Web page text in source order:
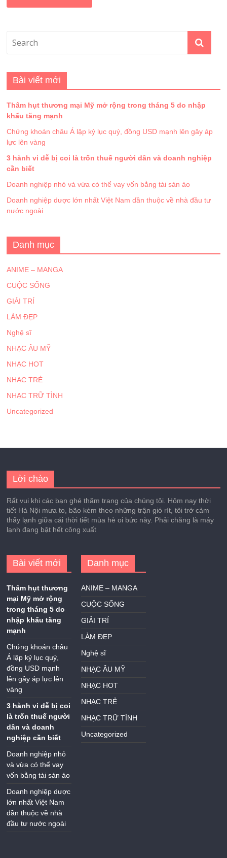
Bài viết mới
Thâm hụt thương mại Mỹ mở rộng trong tháng 5 do nhập
khẩu tăng mạnh
Chứng khoán châu Á lập kỷ lục quý, đồng USD mạnh lên gây áp
lực lên vàng
3 hành vi dễ bị coi là trốn thuế người dân và doanh nghiệp
cần biết
Doanh nghiệp nhỏ và vừa có thể vay vốn bằng tài sản ảo
Doanh nghiệp dược lớn nhất Việt Nam dần thuộc về nhà đầu tư
nước ngoài
Danh mục
ANIME – MANGA
CUỘC SỐNG
GIẢI TRÍ
LÀM ĐẸP
Nghệ sĩ
NHẠC ÂU MỸ
NHẠC HOT
NHẠC TRẺ
NHẠC TRỮ TÌNH
Uncategorized
Lời chào
Rất vui khi các bạn ghé thăm trang của chúng tôi. Hôm nay thời
tiết Hà Nội mưa to, bão kèm theo những trận gió rít, tôi trở cảm
thấy lạnh giữa cái thời tiết mùa hè oi bức này. Phải chăng là máy
lạnh đang bật hết công xuất
Bài viết mới
Thâm hụt thương
mại Mỹ mở rộng
trong tháng 5 do
nhập khẩu tăng
mạnh
Chứng khoán châu
Á lập kỷ lục quý,
đồng USD mạnh
lên gây áp lực lên
vàng
3 hành vi dễ bị coi
là trốn thuế người
dân và doanh
nghiệp cần biết
Doanh nghiệp nhỏ
và vừa có thể vay
vốn bằng tài sản ảo
Doanh nghiệp dược
lớn nhất Việt Nam
dần thuộc về nhà
đầu tư nước ngoài
Danh mục
ANIME – MANGA
CUỘC SỐNG
GIẢI TRÍ
LÀM ĐẸP
Nghệ sĩ
NHẠC ÂU MỸ
NHẠC HOT
NHẠC TRẺ
NHẠC TRỮ TÌNH
Uncategorized